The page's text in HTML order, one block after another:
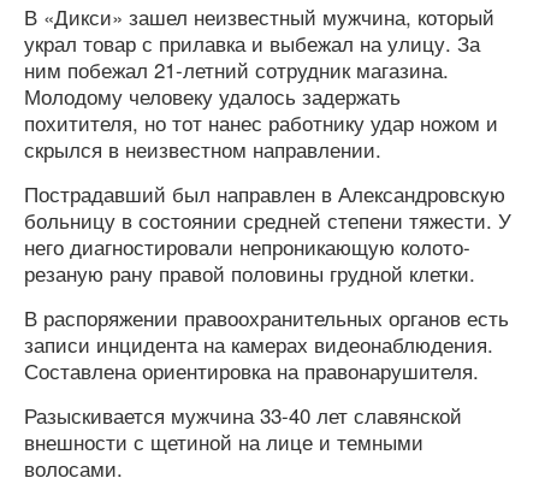
В «Дикси» зашел неизвестный мужчина, который
украл товар с прилавка и выбежал на улицу. За
ним побежал 21-летний сотрудник магазина.
Молодому человеку удалось задержать
похитителя, но тот нанес работнику удар ножом и
скрылся в неизвестном направлении.
Пострадавший был направлен в Александровскую
больницу в состоянии средней степени тяжести. У
него диагностировали непроникающую колото-
резаную рану правой половины грудной клетки.
В распоряжении правоохранительных органов есть
записи инцидента на камерах видеонаблюдения.
Составлена ориентировка на правонарушителя.
Разыскивается мужчина 33-40 лет славянской
внешности с щетиной на лице и темными
волосами.